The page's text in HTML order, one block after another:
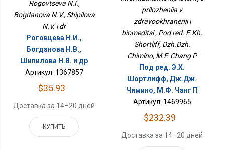
Rogovtseva N.I.,
Bogdanova N.V., Shipilova
N.V. i dr
Роговцева Н.И.,
Богданова Н.В.,
Шипилова Н.В. и др
Артикул: 1367857
$35.93
Доставка за 14–20 дней
КУПИТЬ
Биомедици
prilozheniia v
zdravookhranenii i
biomeditsi , Pod red. E.Kh.
Shortliff, Dzh.Dzh.
Chimino, M.F. Chang P
Под ред. Э.Х.
Шортлифф, Дж.Дж.
Чимино, М.Ф. Чанг П
Артикул: 1469965
$232.39
Доставка за 14–20 дней